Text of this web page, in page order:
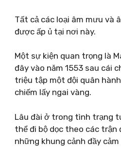
Tất cả các loại âm mưu và
được ấp ủ tại nơi này.
Một sự kiện quan trọng là
đây vào năm 1553 sau cái
triệu tập một đội quân
chiếm lấy ngai vàng.
Lâu đài ở trong tình trạng
thể đi bộ dọc theo các trận
những khung cảnh đầy cảm